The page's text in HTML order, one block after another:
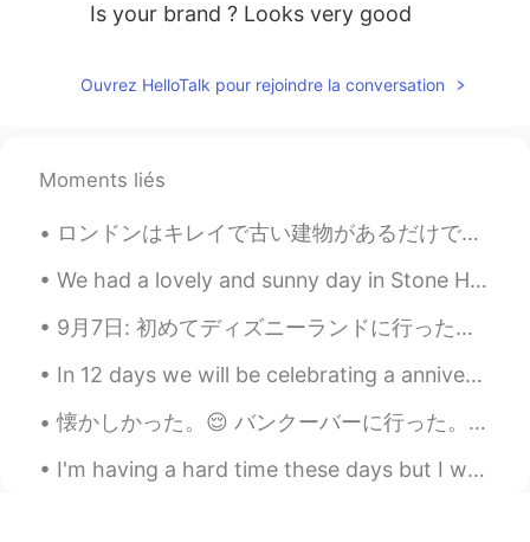
Is your brand ? Looks very good
Ouvrez HelloTalk pour rejoindre la conversation
Moments liés
ロンドンはキレイで古い建物があるだけでなくて、有名なお店もあるで知られている。時々仕事のために、ロンドンに行く。たいてい仕事が終わって、家に帰る。しかしこれから家に帰る前に、建物と景色を撮って投...
We had a lovely and sunny day in Stone Harbor, New Jersey. It was nice to spend some time at the ...
9月7日: 初めてディズニーランドに行った！☺️ めっちゃ楽しかった！❤️❤️ 来週の９月12日に誕生日なのに、同僚からもらったシールを今日貼ってたから、ずっと朝9時から22時までに「お誕生日...
In 12 days we will be celebrating a anniversary that will forever change my husband's Aaron life....
懐かしかった。😌 バンクーバーに行った。カナダのカストムズは僕を見たかった。一年以上日本に住んでた事を信じなかったから。あぁぁ、しょがないね。めんどくさいけど、やっぱり出身地はいい感じ。😌本当...
I'm having a hard time these days but I went outside to look at Sam (my strawberry plant) and!! H...